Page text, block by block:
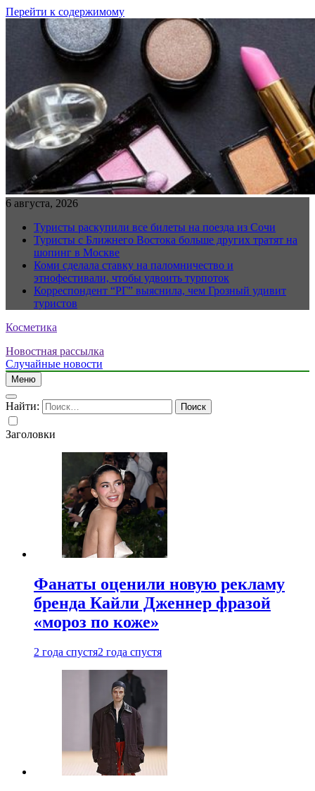
Перейти к содержимому
6 августа, 2026
Туристы раскупили все билеты на поезда из Сочи
Туристы с Ближнего Востока больше других тратят на
шопинг в Москве
Коми сделала ставку на паломничество и
этнофестивали, чтобы удвоить турпоток
Корреспондент “РГ” выяснила, чем Грозный удивит
туристов
Косметика
Новостная рассылка
Случайные новости
Меню
Найти:
Заголовки
Фанаты оценили новую рекламу
бренда Кайли Дженнер фразой
«мороз по коже»
2 года спустя2 года спустя